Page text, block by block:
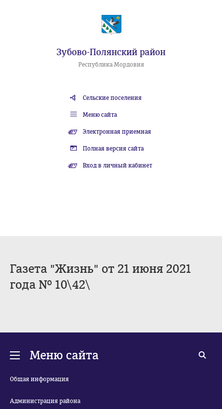
Зубово-Полянский район
Республика Мордовия
Сельские поселения
Меню сайта
Электронная приемная
Полная версия сайта
Вход в личный кабинет
Газета "Жизнь" от 21 июня 2021
года № 10\42\
Меню сайта
Общая информация
Администрация района